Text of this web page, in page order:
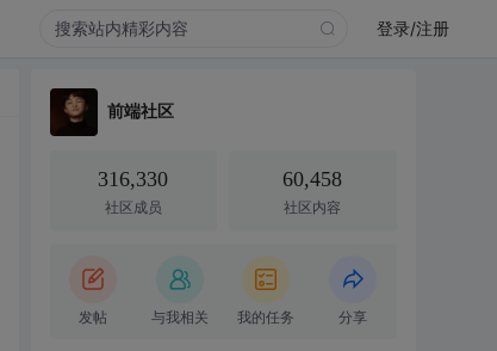
登录/注册
前端社区
316,330
社区成员
60,458
社区内容
发帖 与我相关 我的任务 分享